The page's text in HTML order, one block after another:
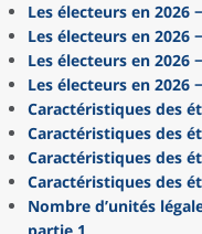
Les électeurs en 2026
Les électeurs en 2026
Les électeurs en 2026
Les électeurs en 2026
Caractéristiques des
Caractéristiques des
Caractéristiques des
Caractéristiques des
Nombre d’unités